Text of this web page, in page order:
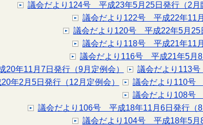
議会だより124号 平成23年5月25日発行（2月
議会だより122号 平成22年11
議会だより120号 平成22年5月25
議会だより118号 平成21年11
議会だより116号 平成21年5月8
年11月7日発行（9月定例会）
議会だより113
年2月5日発行（12月定例会）
議会だより110号
議会だより108号
議会だより106号 平成18年11月6日発行（8
議会だより104号 平成18年5月